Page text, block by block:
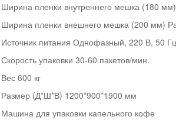
Ширина пленки внутреннего мешка (180
Ширина пленки внешнего мешка (200 мм)
Источник питания Однофазный, 220 В, 50
Скорость упаковки 30-60 пакетов/мин.
Вес 600 кг
Размер (Д*Ш*В) 1200*900*1900 мм
Машина для упаковки капельного кофе